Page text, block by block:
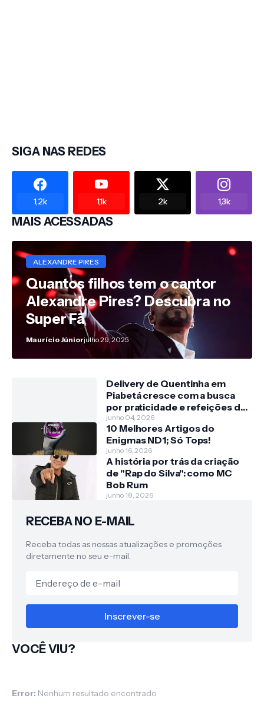
SIGA NAS REDES
1,2k 1,1k 2k 1,3k
MAIS ACESSADAS
ALEXANDRE PIRES
Quantos filhos tem o cantor
Alexandre Pires? Descubra no
Super Fã
Maurício Júniorjulho 29, 2025
Delivery de Quentinha em
Piabetá cresce com a busca
por praticidade e refeições de
qualidade
junho 04, 2026
10 Melhores Artigos do
Enigmas ND1; Só Tops!
junho 16, 2026
A história por trás da criação
de "Rap do Silva": como MC
Bob Rum
junho 18, 2026
RECEBA NO E-MAIL
Receba todas as nossas atualizações e promoções
diretamente no seu e-mail.
VOCÊ VIU?
Error: Nenhum resultado encontrado